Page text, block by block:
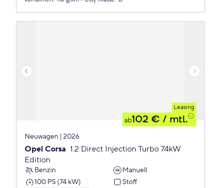
Leasing
ab102 € / mtl.
Neuwagen | 2026
Opel Corsa 1.2 Direct Injection Turbo 74kW
Edition
Benzin
Manuell
100 PS (74 kW)
Stoff